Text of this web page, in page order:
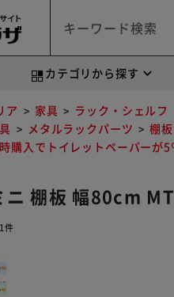
カテゴリから探す
ア 家具
ラック・シェルフ
メタルラックパーツ
棚
購入でトイレットペーパーが
ニ 棚板 幅80cm
件